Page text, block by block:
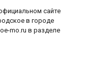
сайте
в городе
mo.ru в разделе